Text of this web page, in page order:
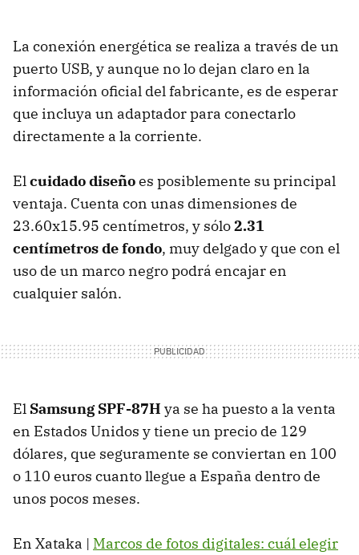
La conexión energética se realiza a través de un
puerto USB, y aunque no lo dejan claro en la
información oficial del fabricante, es de esperar
que incluya un adaptador para conectarlo
directamente a la corriente.
Elcuidado diseñoes posiblemente su principal
ventaja. Cuenta con unas dimensiones de
23.60x15.95 centímetros, y sólo2.31
centímetros de fondo, muy delgado y que con el
uso de un marco negro podrá encajar en
cualquier salón.
El Samsung SPF-87H ya se ha puesto a la venta
en Estados Unidos y tiene un precio de 129
dólares, que seguramente se conviertan en 100
o 110 euros cuanto llegue a España dentro de
unos pocos meses.
En Xataka | Marcos de fotos digitales: cuál elegir